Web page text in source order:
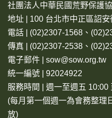
社團法人中華民國荒野保護
地址 | 100 台北市中正區詔
電話 | (02)2307-1568、
傳真 | (02)2307-2538、
電子郵件 | sow@sow.org.tw
統一編號 | 92024922
服務時間 | 週一至週五 10:00
(每月第一個週一為會務整理
放)